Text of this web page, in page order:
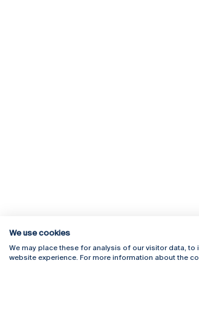
Rua Diogo Botelho 1327
We use cookies
We may place these for analysis of our visitor data,
website experience. For more information about the